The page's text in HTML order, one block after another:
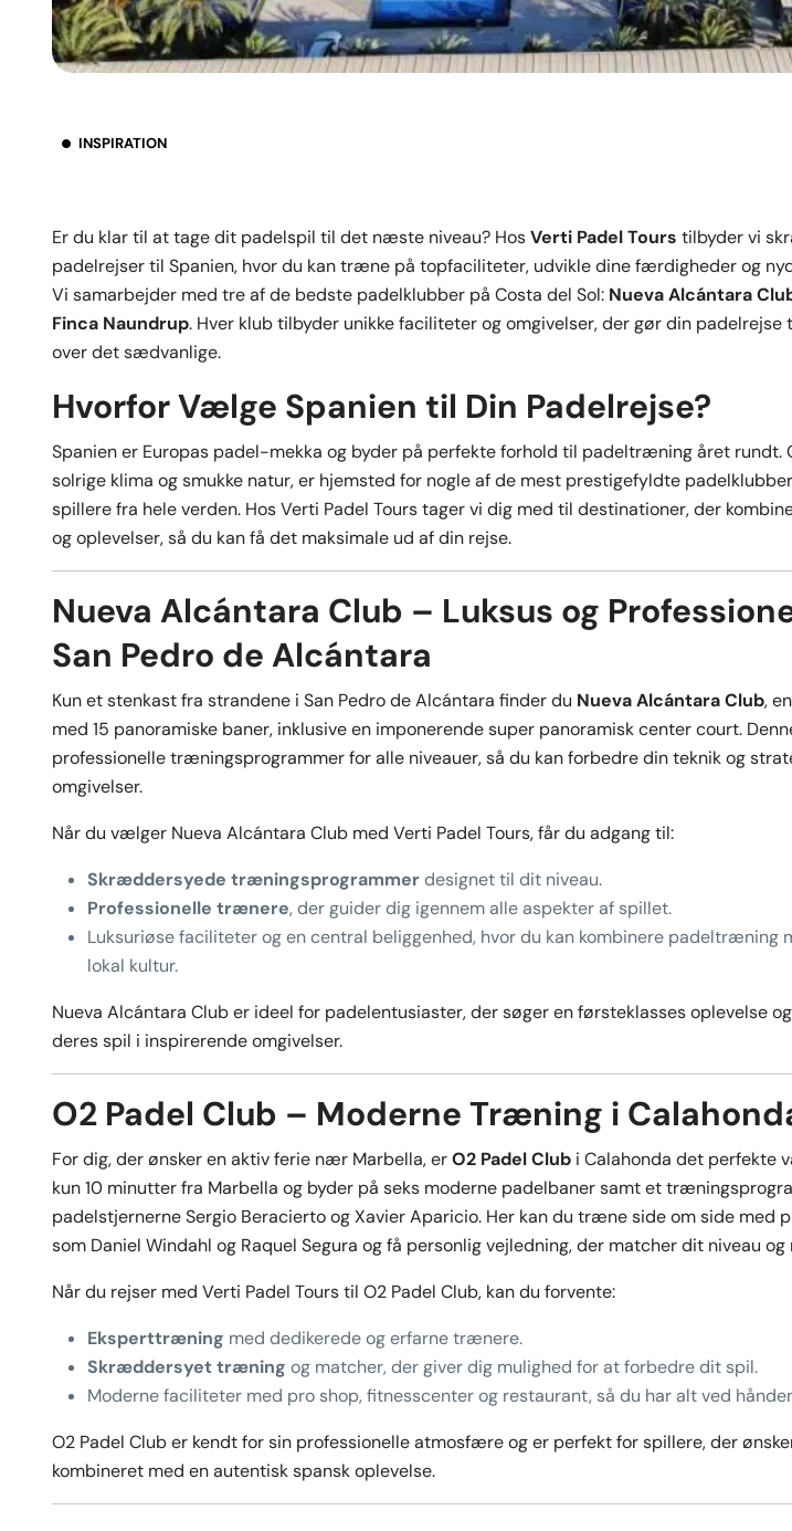
INSPIRATION
Er du klar til at tage dit padelspil til det næste niveau? HosVerti Padel Tours tilbyder vi
padelrejser til Spanien, hvor du kan træne på topfaciliteter, udvikle dine færdigheder og
Vi samarbejder med tre af de bedste padelklubber på Costa del Sol: Nueva Alcántara
Finca Naundrup. Hver klub tilbyder unikke faciliteter og omgivelser, der gør din padelrejse
over det sædvanlige.
Hvorfor Vælge Spanien til Din Padelrejse?
Spanien er Europas padel-mekka og byder på perfekte forhold til padeltræning året rundt.
solrige klima og smukke natur, er hjemsted for nogle af de mest prestigefyldte
spillere fra hele verden. Hos Verti Padel Tours tager vi dig med til destinationer, der
og oplevelser, så du kan få det maksimale ud af din rejse.
Nueva Alcántara Club – Luksus og
San Pedro de Alcántara
Kun et stenkast fra strandene i San Pedro de Alcántara finder du Nueva Alcántara Club,
med 15 panoramiske baner, inklusive en imponerende super panoramisk center court.
professionelle træningsprogrammer for alle niveauer, så du kan forbedre din teknik og
omgivelser.
Når du vælger Nueva Alcántara Club med Verti Padel Tours, får du adgang til:
Skræddersyede træningsprogrammerdesignet til dit niveau.
Professionelle trænere, der guider dig igennem alle aspekter af spillet.
Luksuriøse faciliteter og en central beliggenhed, hvor du kan kombinere padeltræning
lokal kultur.
Nueva Alcántara Club er ideel for padelentusiaster, der søger en førsteklasses oplevelse
deres spil i inspirerende omgivelser.
O2 Padel Club – Moderne Træning i
For dig, der ønsker en aktiv ferie nær Marbella, erO2 Padel Club i Calahonda det perfekte
kun 10 minutter fra Marbella og byder på seks moderne padelbaner samt et
padelstjernerne Sergio Beracierto og Xavier Aparicio. Her kan du træne side om side med
som Daniel Windahl og Raquel Segura og få personlig vejledning, der matcher dit niveau og
Når du rejser med Verti Padel Tours til O2 Padel Club, kan du forvente:
Eksperttræning med dedikerede og erfarne trænere.
Skræddersyet træning og matcher, der giver dig mulighed for at forbedre dit spil.
Moderne faciliteter med pro shop, fitnesscenter og restaurant, så du har alt ved
O2 Padel Club er kendt for sin professionelle atmosfære og er perfekt for spillere, der
kombineret med en autentisk spansk oplevelse.